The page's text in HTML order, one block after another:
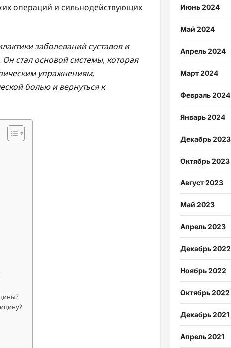
операций и сильнодействующих
заболеваний суставов и
стал основой системы, которая
упражнениям,
болью и вернуться к
Июнь 2024
Май 2024
Апрель 2024
Март 2024
Февраль 2024
Январь 2024
Декабрь 2023
Октябрь 2023
Август 2023
Май 2023
Апрель 2023
Декабрь 2022
Ноябрь 2022
Октябрь 2022
Декабрь 2021
Апрель 2021